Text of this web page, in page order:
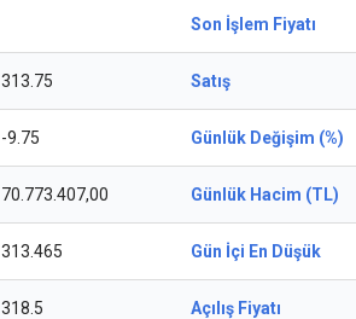
Son İşlem Fiyatı
313.75 Satış
-9.75 Günlük Değişim (%)
70.773.407,00 Günlük Hacim (TL)
313.465 Gün İçi En Düşük
318.5 Açılış Fiyatı